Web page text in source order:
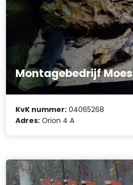
Montagebedrijf Moes
KvK nummer: 04065268
Adres: Orion 4 A